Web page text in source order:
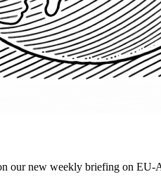
our new weekly briefing on EU-